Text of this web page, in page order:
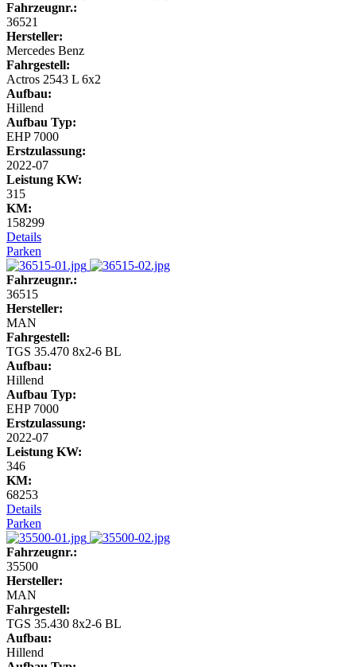
Fahrzeugnr.:
36521
Hersteller:
Mercedes Benz
Fahrgestell:
Actros 2543 L 6x2
Aufbau:
Hillend
Aufbau Typ:
EHP 7000
Erstzulassung:
2022-07
Leistung KW:
315
KM:
158299
Details
Parken
Fahrzeugnr.:
36515
Hersteller:
MAN
Fahrgestell:
TGS 35.470 8x2-6 BL
Aufbau:
Hillend
Aufbau Typ:
EHP 7000
Erstzulassung:
2022-07
Leistung KW:
346
KM:
68253
Details
Parken
Fahrzeugnr.:
35500
Hersteller:
MAN
Fahrgestell:
TGS 35.430 8x2-6 BL
Aufbau:
Hillend